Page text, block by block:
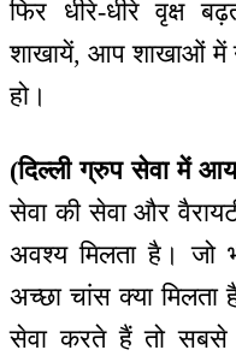
फिर धीरे-धीरे वृक्ष
शाखायें, आप शाखाओं में
हो।
(दिल्ली ग्रुप सेवा में
सेवा की सेवा और
अवश्य मिलता है।
अच्छा चांस क्या मिलता
सेवा करते हैं तो सबसे